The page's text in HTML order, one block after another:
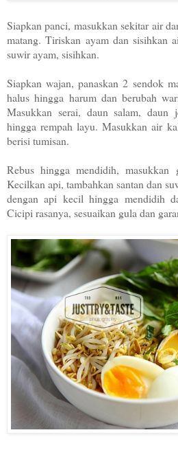
Siapkan panci, masukkan sekitar air
matang. Tiriskan ayam dan sisihkan
suwir ayam, sisihkan.
Siapkan wajan, panaskan 2 sendok
halus hingga harum dan berubah
Masukkan serai, daun salam, daun
hingga rempah layu. Masukkan air
berisi tumisan.
Rebus hingga mendidih,
Kecilkan api, tambahkan santan dan
dengan api kecil hingga mendidih
Cicipi rasanya, sesuaikan gula dan